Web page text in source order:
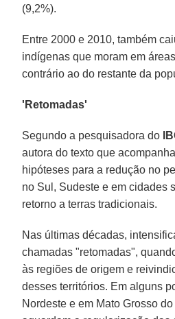
(9,2%).
Entre 2000 e 2010, também
indígenas que moram em
contrário ao do restante da
'Retomadas'
Segundo a pesquisadora do
autora do texto que
hipóteses para a redução no
no Sul, Sudeste e em cidades
retorno a terras tradicionais.
Nas últimas décadas,
chamadas "retomadas",
às regiões de origem e
desses territórios. Em alguns
Nordeste e em Mato Grosso